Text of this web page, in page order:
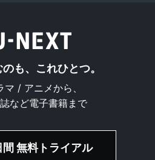
も、これひとつ。
/ アニメから、
など電子書籍まで
間 無料トライアル